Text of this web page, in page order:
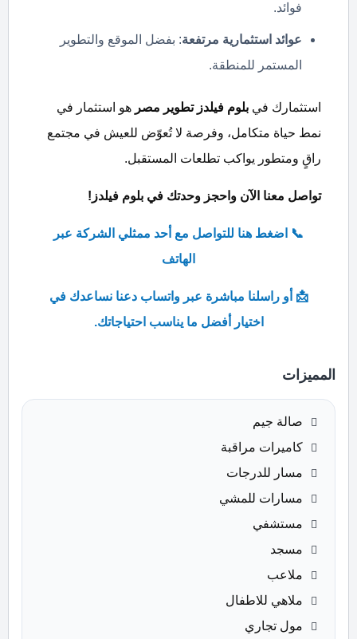
فوائد.
عوائد استثمارية مرتفعة: بفضل الموقع والتطوير
المستمر للمنطقة.
استثمارك في بلوم فيلدز تطوير مصر هو استثمار في
نمط حياة متكامل، وفرصة لا تُعوّض للعيش في مجتمع
راقٍ ومتطور يواكب تطلعات المستقبل.
تواصل معنا الآن واحجز وحدتك في بلوم فيلدز!
📞 اضغط هنا للتواصل مع أحد ممثلي الشركة عبر
الهاتف
📩 أو راسلنا مباشرة عبر واتساب دعنا نساعدك في
اختيار أفضل ما يناسب احتياجاتك.
المميزات
صالة جيم
كاميرات مراقبة
مسار للدرجات
مسارات للمشي
مستشفي
مسجد
ملاعب
ملاهي للاطفال
مول تجاري